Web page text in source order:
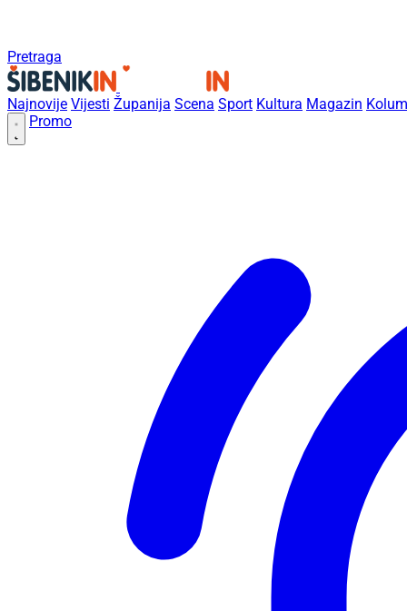
Pretraga
Najnovije Vijesti Županija Scena Sport Kultura Magazin
Promo